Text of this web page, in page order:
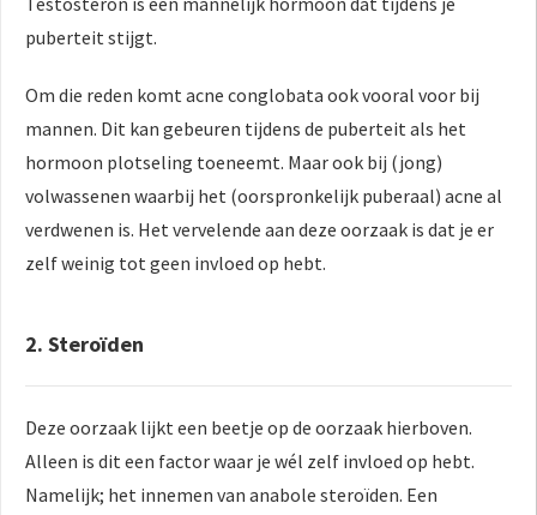
puberteit stijgt.
Om die reden komt acne conglobata ook vooral voor bij
mannen. Dit kan gebeuren tijdens de puberteit als het
hormoon plotseling toeneemt. Maar ook bij (jong)
volwassenen waarbij het (oorspronkelijk puberaal) acne al
verdwenen is. Het vervelende aan deze oorzaak is dat je er
zelf weinig tot geen invloed op hebt.
2. Steroïden
Deze oorzaak lijkt een beetje op de oorzaak hierboven.
Alleen is dit een factor waar je wél zelf invloed op hebt.
Namelijk; het innemen van anabole steroïden. Een